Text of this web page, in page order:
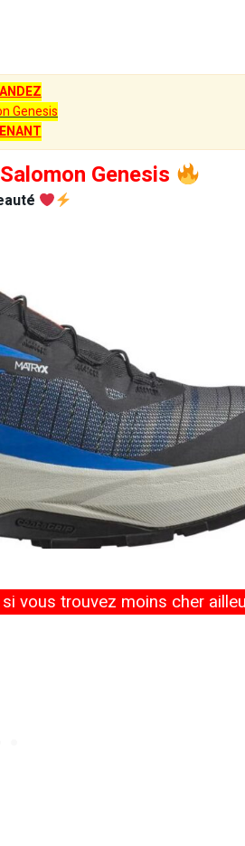
Genesis
Genesis
vous trouvez moins cher